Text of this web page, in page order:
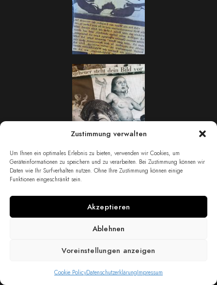
Zustimmung verwalten
Um Ihnen ein optimales Erlebnis zu bieten, verwenden wir Cookies, um
Geräteinformationen zu speichern und zu verarbeiten. Bei Zustimmung können wir
Daten wie Ihr Surfverhalten nutzen. Ohne Ihre Zustimmung können einige
Funktionen eingeschränkt sein.
Akzeptieren
Ablehnen
Voreinstellungen anzeigen
Cookie PolicyDatenschutzerklärungImpressum